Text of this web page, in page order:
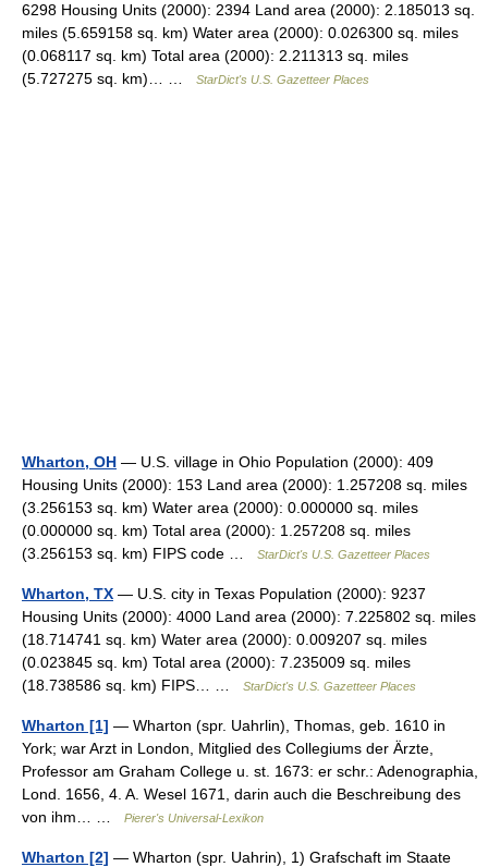
6298 Housing Units (2000): 2394 Land area (2000): 2.185013 sq.
miles (5.659158 sq. km) Water area (2000): 0.026300 sq. miles
(0.068117 sq. km) Total area (2000): 2.211313 sq. miles
(5.727275 sq. km)… …
StarDict's U.S. Gazetteer Places
Wharton, OH — U.S. village in Ohio Population (2000): 409
Housing Units (2000): 153 Land area (2000): 1.257208 sq. miles
(3.256153 sq. km) Water area (2000): 0.000000 sq. miles
(0.000000 sq. km) Total area (2000): 1.257208 sq. miles
(3.256153 sq. km) FIPS code …
StarDict's U.S. Gazetteer Places
Wharton, TX — U.S. city in Texas Population (2000): 9237
Housing Units (2000): 4000 Land area (2000): 7.225802 sq. miles
(18.714741 sq. km) Water area (2000): 0.009207 sq. miles
(0.023845 sq. km) Total area (2000): 7.235009 sq. miles
(18.738586 sq. km) FIPS… …
StarDict's U.S. Gazetteer Places
Wharton [1] — Wharton (spr. Uahrlin), Thomas, geb. 1610 in
York; war Arzt in London, Mitglied des Collegiums der Ärzte,
Professor am Graham College u. st. 1673: er schr.: Adenographia,
Lond. 1656, 4. A. Wesel 1671, darin auch die Beschreibung des
von ihm… …
Pierer's Universal-Lexikon
Wharton [2] — Wharton (spr. Uahrin), 1) Grafschaft im Staate